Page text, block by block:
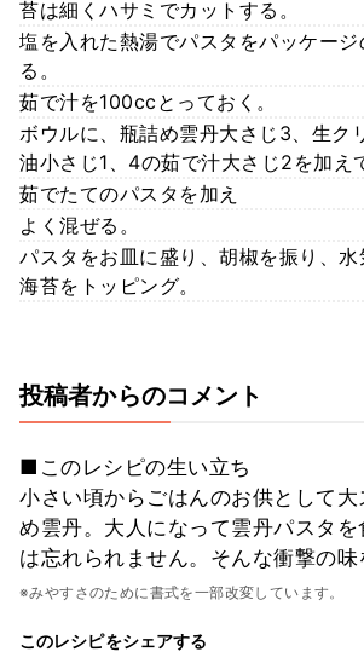
苔は細くハサミでカットする。
塩を入れた熱湯でパスタをパッケー
る。
茹で汁を100ccとっておく。
ボウルに、瓶詰め雲丹大さじ3、生ク
油小さじ1、4の茹で汁大さじ2を加え
茹でたてのパスタを加え
よく混ぜる。
パスタをお皿に盛り、胡椒を振り、水
海苔をトッピング。
投稿者からのコメント
■このレシピの生い立ち
小さい頃からごはんのお供として
め雲丹。大人になって雲丹パスタ
は忘れられません。そんな衝撃の味
※みやすさのために書式を一部改変しています。
このレシピをシェアする